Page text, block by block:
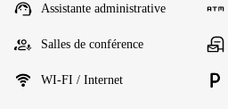
Assistante administrative
Salles de conférence
WI-FI / Internet